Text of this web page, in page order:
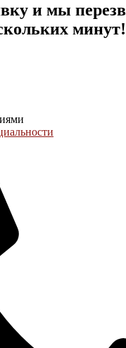
и мы
минут!